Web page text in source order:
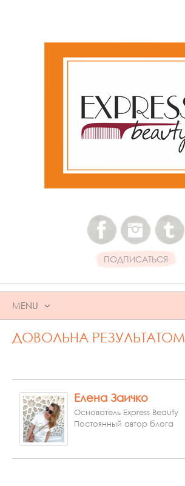
ПОДПИСАТЬСЯ
MENU
SKIP
TO
ДОВОЛЬНА РЕЗУЛЬТАТОМ
Елена Заичко
Основатель Express Beauty
Постоянный автор блога